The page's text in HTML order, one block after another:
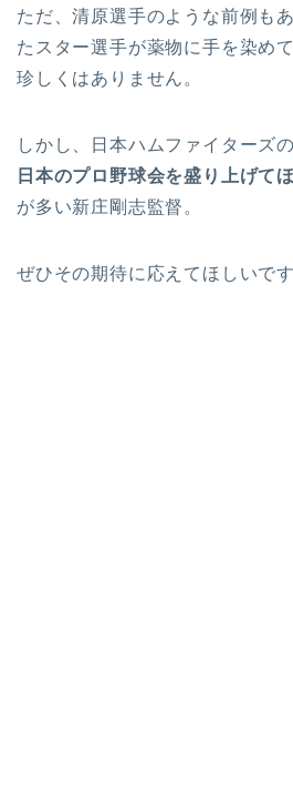
ただ、清原選手のような前例も
たスター選手が薬物に手を染め
珍しくはありません。
しかし、日本ハムファイターズ
日本のプロ野球会を盛り上げて
が多い新庄剛志監督。
ぜひその期待に応えてほしいです